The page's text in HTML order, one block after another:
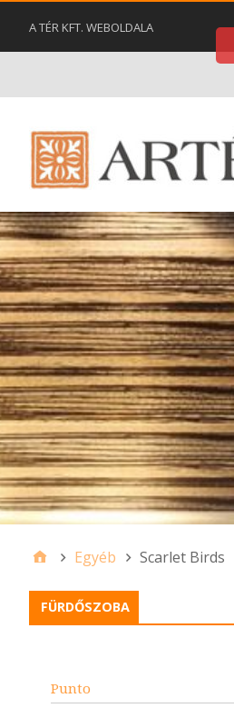
A TÉR KFT. WEBOLDALA
Egyéb Scarlet Birds
FÜRDŐSZOBA
Punto